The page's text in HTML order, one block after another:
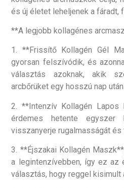
és új életet leheljenek a fáradt,
**A legjobb kollagénes
1. **Frissítő Kollagén Gél
gyorsan felszívódik, és
választás azoknak, akik
arcbőrüket egy hosszú nap után.
2. **Intenzív Kollagén
érdemes hetente
visszanyerje rugalmasságát és
3. **Éjszakai Kollagén
a legintenzívebben, így ez az
választás, hogy reggel kisimult